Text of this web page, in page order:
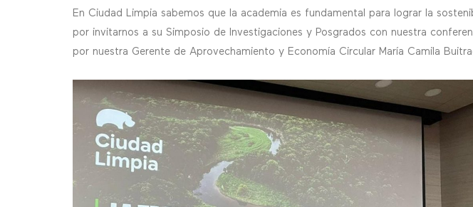
En Ciudad Limpia sabemos que la academia es fundamental para lograr la
por invitarnos a su Simposio de Investigaciones y Posgrados con nuestra
por nuestra Gerente de Aprovechamiento y Economía Circular María Camila